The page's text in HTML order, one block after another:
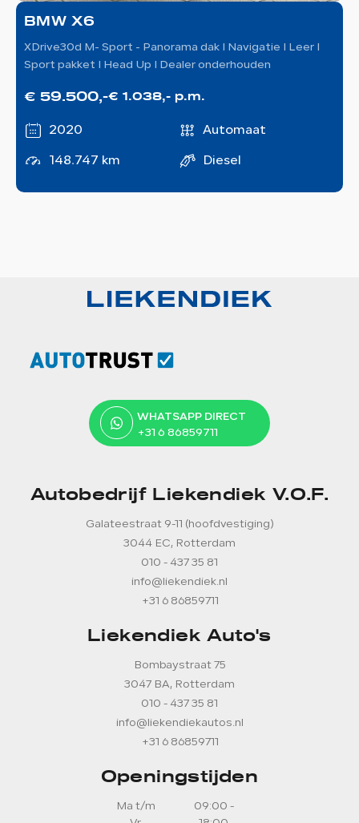
BMW X6
XDrive30d M- Sport - Panorama dak I Navigatie I Leer I
Sport pakket I Head Up I Dealer onderhouden
€ 59.500,-€ 1.038,- p.m.
2020 Automaat
148.747 km Diesel
WHATSAPP DIRECT
+31 6 86859711
Autobedrijf Liekendiek V.O.F.
Galateestraat 9-11 (hoofdvestiging)
3044 EC, Rotterdam
010 - 437 35 81
info@liekendiek.nl
+31 6 86859711
Liekendiek Auto's
Bombaystraat 75
3047 BA, Rotterdam
010 - 437 35 81
info@liekendiekautos.nl
+31 6 86859711
Openingstijden
Ma t/m
09:00 -